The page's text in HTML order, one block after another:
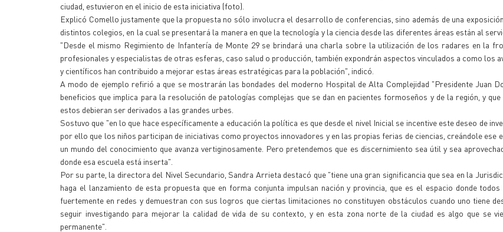
ciudad, estuvieron en el inicio de esta iniciativa (foto).
Explicó Comello justamente que la propuesta no sólo involucra el desarrollo de conferencias, sino además de una
distintos colegios, en la cual se presentará la manera en que la tecnología y la ciencia desde las diferentes áreas están al
"Desde el mismo Regimiento de Infantería de Monte 29 se brindará una charla sobre la utilización de los radares en la
profesionales y especialistas de otras esferas, caso salud o producción, también expondrán aspectos vinculados a como los
y científicos han contribuido a mejorar estas áreas estratégicas para la población", indicó.
A modo de ejemplo refirió a que se mostrarán las bondades del moderno Hospital de Alta Complejidad "Presidente Juan
beneficios que implica para la resolución de patologías complejas que se dan en pacientes formoseños y de la región, y
estos debieran ser derivados a las grandes urbes.
Sostuvo que "en lo que hace específicamente a educación la política es que desde el nivel Inicial se incentive este deseo de
por ello que los niños participan de iniciativas como proyectos innovadores y en las propias ferias de ciencias, creándole ese
un mundo del conocimiento que avanza vertiginosamente. Pero pretendemos que es discernimiento sea útil y sea
donde esa escuela está inserta".
Por su parte, la directora del Nivel Secundario, Sandra Arrieta destacó que "tiene una gran significancia que sea en la
haga el lanzamiento de esta propuesta que en forma conjunta impulsan nación y provincia, que es el espacio donde
fuertemente en redes y demuestran con sus logros que ciertas limitaciones no constituyen obstáculos cuando uno tiene
seguir investigando para mejorar la calidad de vida de su contexto, y en esta zona norte de la ciudad es algo que se
permanente".